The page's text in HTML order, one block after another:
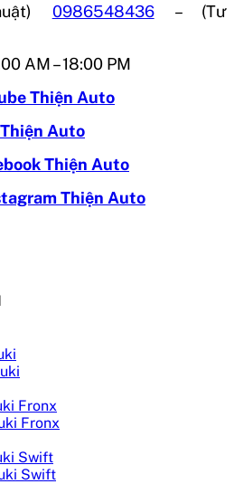
0986548436– (Tư
AM – 18:00 PM
Thiện Auto
Auto
Thiện Auto
Thiện Auto
Fronx
Fronx
Swift
Swift